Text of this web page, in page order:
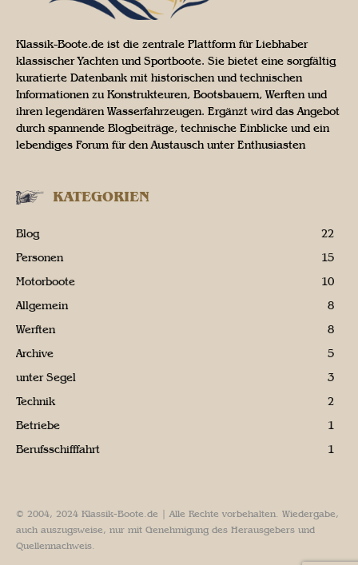
Klassik-Boote.de ist die zentrale Plattform für Liebhaber
klassischer Yachten und Sportboote. Sie bietet eine sorgfältig
kuratierte Datenbank mit historischen und technischen
Informationen zu Konstrukteuren, Bootsbauern, Werften und
ihren legendären Wasserfahrzeugen. Ergänzt wird das Angebot
durch spannende Blogbeiträge, technische Einblicke und ein
lebendiges Forum für den Austausch unter Enthusiasten
KATEGORIEN
Blog
22
Personen
15
Motorboote
10
Allgemein
8
Werften
8
Archive
5
unter Segel
3
Technik
2
Betriebe
1
Berufsschifffahrt
1
© 2004, 2024 Klassik-Boote.de | Alle Rechte vorbehalten. Wiedergabe,
auch auszugsweise, nur mit Genehmigung des Herausgebers und
Quellennachweis.